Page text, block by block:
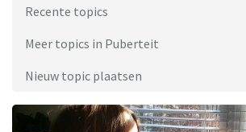
Recente topics
Meer topics in Puberteit
Nieuw topic plaatsen